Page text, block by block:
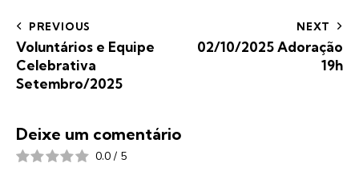
PREVIOUS
Voluntários e Equipe
Celebrativa
Setembro/2025
NEXT
02/10/2025 Adoração
19h
Deixe um comentário
0.0 / 5